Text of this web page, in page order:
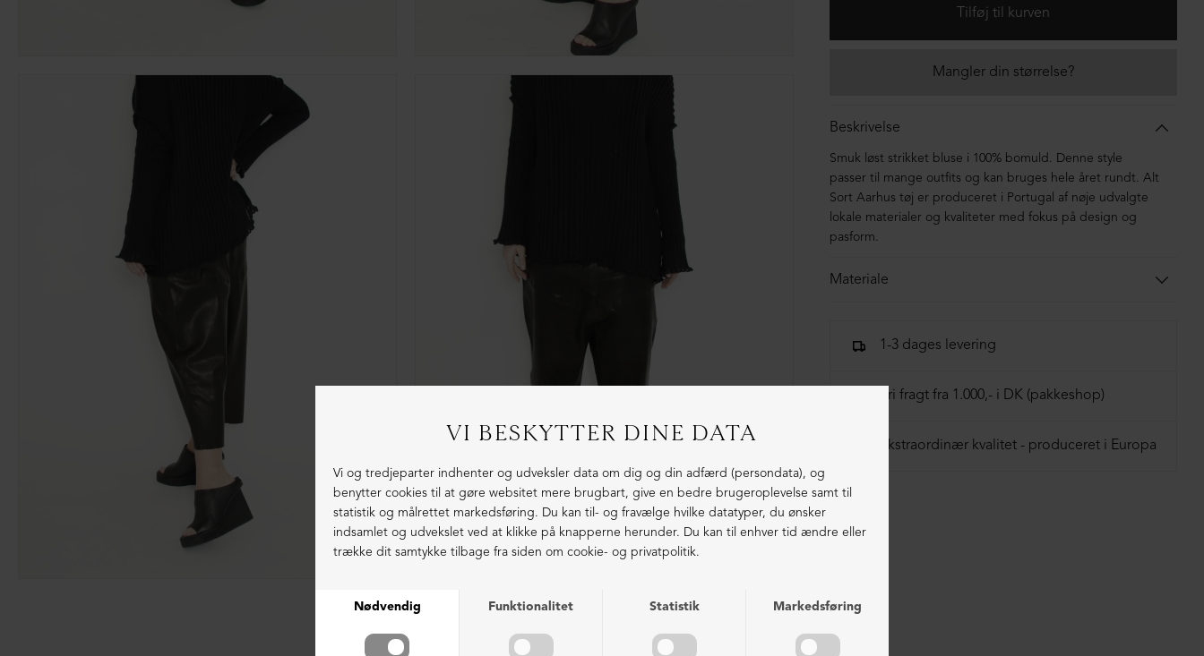
Mangler din størrelse?
Beskrivelse
Smuk løst strikket bluse i 100% bomuld. Denne style
passer til mange outfits og kan bruges hele året rundt. Alt
Sort Aarhus tøj er produceret i Portugal af nøje udvalgte
lokale materialer og kvaliteter med fokus på design og
pasform.
Materiale
1-3 dages levering
Fri fragt fra 1.000,- i DK (pakkeshop)
Ekstraordinær kvalitet - produceret i Europa